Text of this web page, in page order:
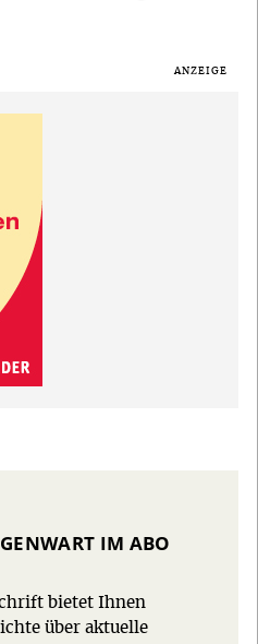
IM ABO
bietet Ihnen
über aktuelle